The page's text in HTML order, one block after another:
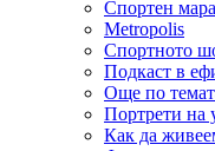
Спортен
Metropolis
Спортното
Подкаст в
Още по
Портрети на
Как да